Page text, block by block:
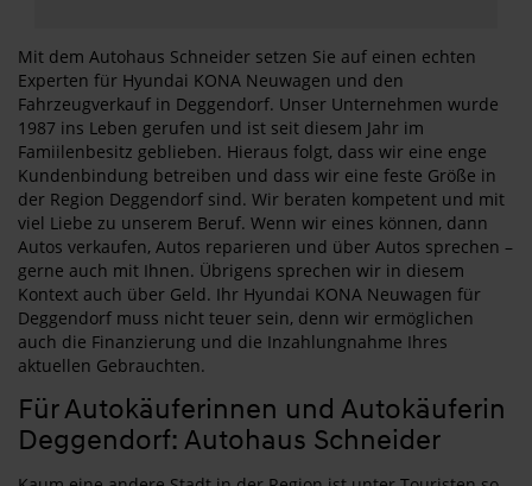
Mit dem Autohaus Schneider setzen Sie auf einen echten
Experten für Hyundai KONA Neuwagen und den
Fahrzeugverkauf in Deggendorf. Unser Unternehmen wurde
1987 ins Leben gerufen und ist seit diesem Jahr im
Famiilenbesitz geblieben. Hieraus folgt, dass wir eine enge
Kundenbindung betreiben und dass wir eine feste Größe in
der Region Deggendorf sind. Wir beraten kompetent und mit
viel Liebe zu unserem Beruf. Wenn wir eines können, dann
Autos verkaufen, Autos reparieren und über Autos sprechen –
gerne auch mit Ihnen. Übrigens sprechen wir in diesem
Kontext auch über Geld. Ihr Hyundai KONA Neuwagen für
Deggendorf muss nicht teuer sein, denn wir ermöglichen
auch die Finanzierung und die Inzahlungnahme Ihres
aktuellen Gebrauchten.
Für Autokäuferinnen und Autokäuferin
Deggendorf: Autohaus Schneider